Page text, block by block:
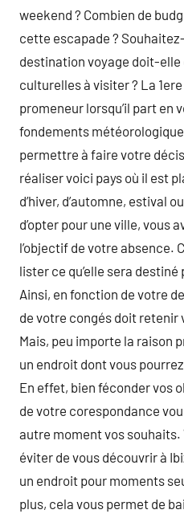
weekend ? Combien de
cette escapade ?
destination voyage doit-elle
culturelles à visiter ? La
promeneur lorsqu’il part en
fondements
permettre à faire votre
réaliser voici pays où il est
d’hiver, d’automne, estival
d’opter pour une ville, vous
l’objectif de votre absence.
lister ce qu’elle sera
Ainsi, en fonction de votre
de votre congés doit retenir
Mais, peu importe la raison
un endroit dont vous
En effet, bien féconder vos
de votre corespondance
autre moment vos souhaits.
éviter de vous découvrir à
un endroit pour moments
plus, cela vous permet de